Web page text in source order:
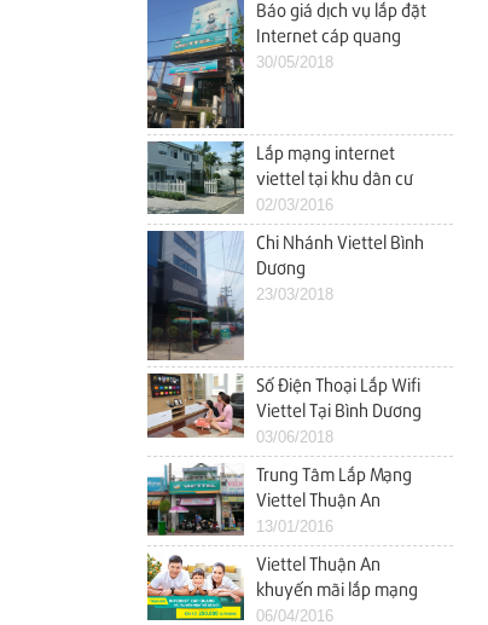
Báo giá dịch vụ lắp đặt
Internet cáp quang
viettel dĩ an cho hộ gia
30/05/2018
Lắp mạng internet
viettel tại khu dân cư
Nam Long (Ehome 4)
vĩnh phú thuận an bình
dương
02/03/2016
Chi Nhánh Viettel Bình
Dương
23/03/2018
Số Điện Thoại Lắp Wifi
Viettel Tại Bình Dương
Tốt Nhất
03/06/2018
Trung Tâm Lắp Mạng
Viettel Thuận An
Khuyến Mãi Tháng
1/2016 Khu vực Lái
thiêu, Bình Đáng, Bình
Hòa, An Phú, An Thạnh,
13/01/2016
Viettel Thuận An
khuyến mãi lắp mạng
internet wifi
06/04/2016